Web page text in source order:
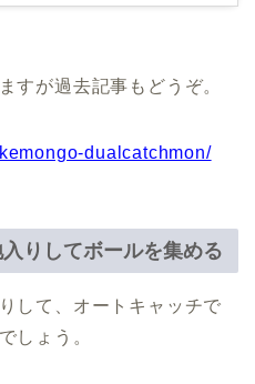
すが過去記事もどうぞ。
dualcatchmon/
りしてボールを集める
して、オートキャッチで
しょう。